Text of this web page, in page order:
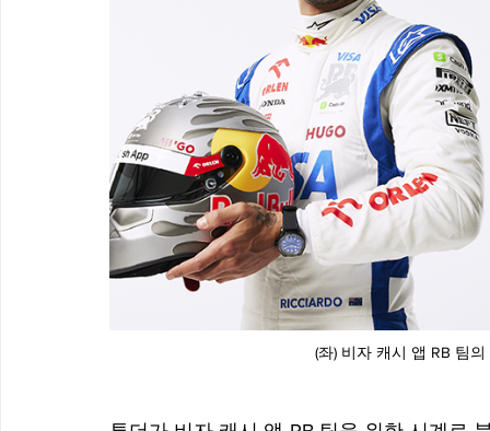
(좌) 비자 캐시 앱 RB 팀